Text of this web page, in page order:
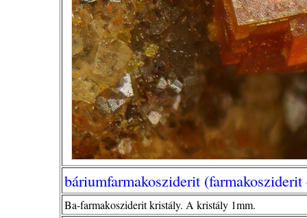
báriumfarmakosziderit
Ba-farmakosziderit kristály. A kristály 1mm.